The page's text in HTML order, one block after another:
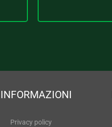
INFORMAZIONI
Privacy policy